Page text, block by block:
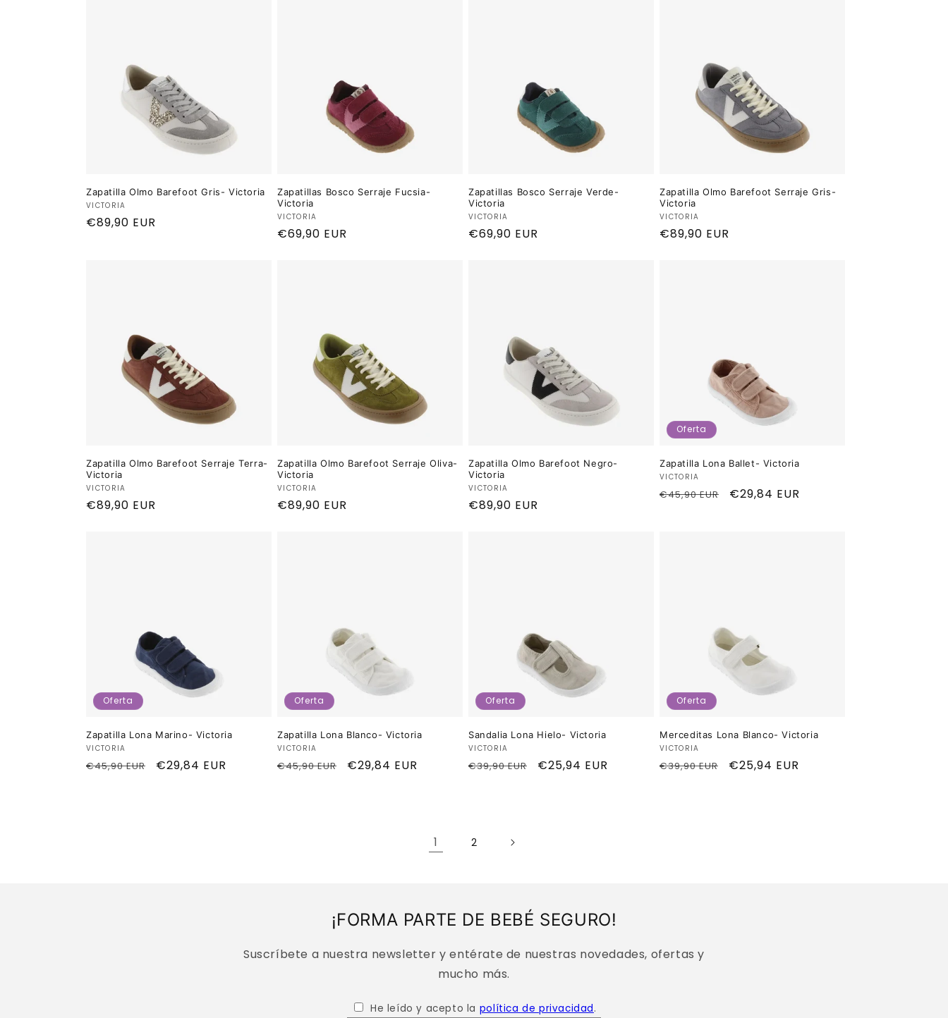
Zapatilla Olmo Barefoot Gris- Victoria
Proveedor:
VICTORIA
Precio
€89,90 EUR
Zapatillas Bosco Serraje Fucsia-
Victoria
Proveedor:
VICTORIA
Precio
€69,90 EUR
Zapatillas Bosco Serraje Verde-
Victoria
Proveedor:
VICTORIA
Precio
€69,90 EUR
Zapatilla Olmo Barefoot Serraje Gris-
Victoria
Proveedor:
VICTORIA
Precio
€89,90 EUR
Zapatilla Olmo Barefoot Serraje Terra-
Victoria
Proveedor:
VICTORIA
Precio
€89,90 EUR
Zapatilla Olmo Barefoot Serraje Oliva-
Victoria
Proveedor:
VICTORIA
Precio
€89,90 EUR
Zapatilla Olmo Barefoot Negro-
Victoria
Proveedor:
VICTORIA
Precio
€89,90 EUR
Oferta
Zapatilla Lona Ballet- Victoria
Proveedor:
VICTORIA
Precio
€45,90 EUR
Precio
€29,84 EUR
Oferta
Zapatilla Lona Marino- Victoria
Proveedor:
VICTORIA
Precio
€45,90 EUR
Precio
€29,84 EUR
Oferta
Zapatilla Lona Blanco- Victoria
Proveedor:
VICTORIA
Precio
€45,90 EUR
Precio
€29,84 EUR
Oferta
Sandalia Lona Hielo- Victoria
Proveedor:
VICTORIA
Precio
€39,90 EUR
Precio
€25,94 EUR
Oferta
Merceditas Lona Blanco- Victoria
Proveedor:
VICTORIA
Precio
€39,90 EUR
Precio
€25,94 EUR
1 2
¡FORMA PARTE DE BEBÉ SEGURO!
Suscríbete a nuestra newsletter y entérate de nuestras novedades, ofertas y
mucho más.
He leído y acepto la política de privacidad.